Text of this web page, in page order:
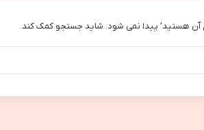
آن هستید’ پیدا نمی شود. شاید جستجو کمک کند.